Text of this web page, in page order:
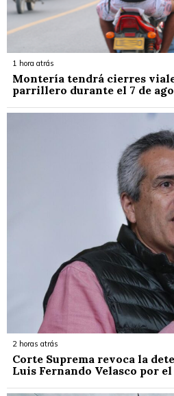
1 hora atrás
Montería tendrá cierres
parrillero durante el 7 de
2 horas atrás
Corte Suprema revoca la
Luis Fernando Velasco por el